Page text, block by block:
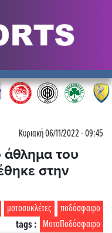
Κυριακή 06/11/2022 - 09:45
του
στην
ποδόσφαιρο
μοτοσυκλέτες
ΜοτοΠοδόσφαιρο
tags :